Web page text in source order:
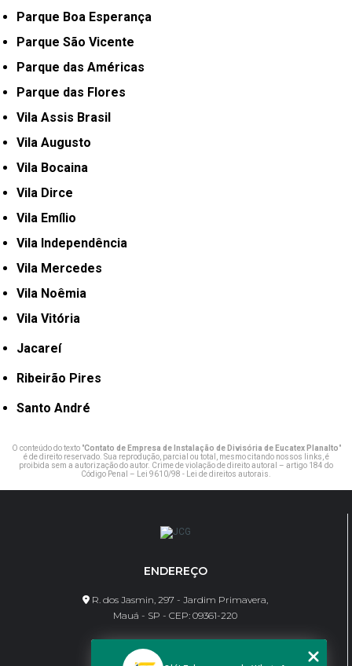
Parque Boa Esperança
Parque São Vicente
Parque das Américas
Parque das Flores
Vila Assis Brasil
Vila Augusto
Vila Bocaina
Vila Dirce
Vila Emílio
Vila Independência
Vila Mercedes
Vila Noêmia
Vila Vitória
Jacareí
Ribeirão Pires
Santo André
O conteúdo do texto "Contato de Empresa de Instalação de Divisória de Eucatex Planalto"
é de direito reservado. Sua reprodução, parcial ou total, mesmo citando nossos links, é
proibida sem a autorização do autor. Crime de violação de direito autoral – artigo 184 do
Código Penal –
Lei 9610/98 - Lei de direitos autorais
ENDEREÇO
R. dos Jasmin, 297 - Jardim Primavera,
Mauá - SP - CEP: 09361-220
CONTATO